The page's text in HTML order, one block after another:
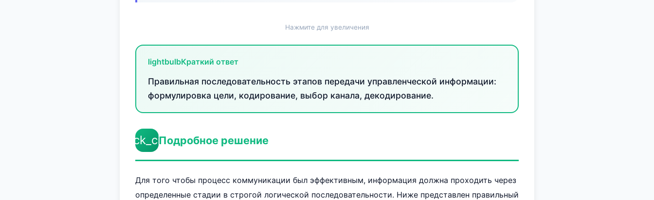
Нажмите для увеличения
lightbulbКраткий ответ
Правильная последовательность этапов передачи управленческой информации:
формулировка цели, кодирование, выбор канала, декодирование.
check_circleПодробное решение
Для того чтобы процесс коммуникации был эффективным, информация должна проходить через
определенные стадии в строгой логической последовательности. Ниже представлен правильный